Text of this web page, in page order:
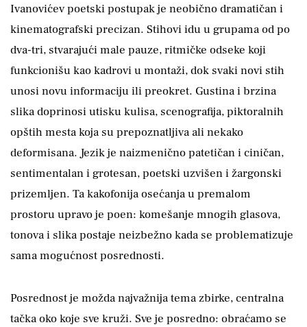
Ivanovićev poetski postupak je neobično dramatičan i
kinematografski precizan. Stihovi idu u grupama od po
dva-tri, stvarajući male pauze, ritmičke odseke koji
funkcionišu kao kadrovi u montaži, dok svaki novi stih
unosi novu informaciju ili preokret. Gustina i brzina
slika doprinosi utisku kulisa, scenografija, piktoralnih
opštih mesta koja su prepoznatljiva ali nekako
deformisana. Jezik je naizmenično patetičan i ciničan,
sentimentalan i grotesan, poetski uzvišen i žargonski
prizemljen. Ta kakofonija osećanja u premalom
prostoru upravo je poen: komešanje mnogih glasova,
tonova i slika postaje neizbežno kada se problematizuje
sama mogućnost posrednosti.
Posrednost je možda najvažnija tema zbirke, centralna
tačka oko koje sve kruži. Sve je posredno: obraćamo se